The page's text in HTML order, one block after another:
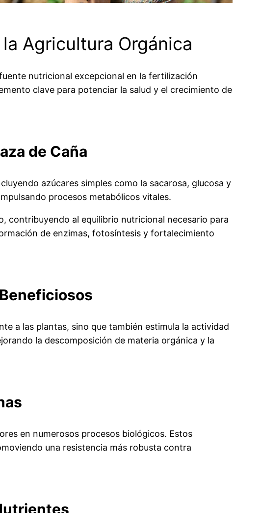
Agricultura Orgánica
nutricional excepcional en la fertilización
clave para potenciar la salud y el crecimiento de
de Caña
azúcares simples como la sacarosa, glucosa y
procesos metabólicos vitales.
contribuyendo al equilibrio nutricional necesario para
de enzimas, fotosíntesis y fortalecimiento
a las plantas, sino que también estimula la actividad
la descomposición de materia orgánica y la
en numerosos procesos biológicos. Estos
una resistencia más robusta contra